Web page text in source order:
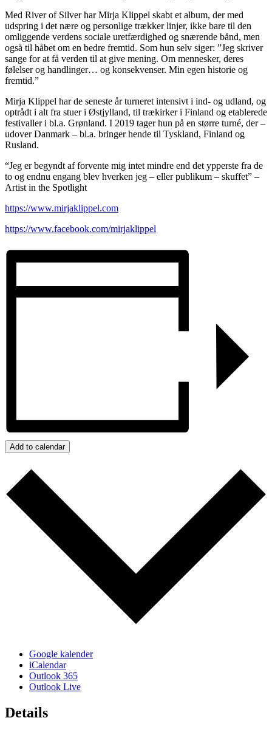
Med River of Silver har Mirja Klippel skabt et album, der med
udspring i det nære og personlige trækker linjer, ikke bare til den
omliggende verdens sociale uretfærdighed og snærende bånd, men
også til håbet om en bedre fremtid. Som hun selv siger: ”Jeg skriver
sange for at få verden til at give mening. Om mennesker, deres
følelser og handlinger… og konsekvenser. Min egen historie og
fremtid.”
Mirja Klippel har de seneste år turneret intensivt i ind- og udland, og
optrådt i alt fra stuer i Østjylland, til trækirker i Finland og etablerede
festivaller i bl.a. Grønland. I 2019 tager hun på en større turné, der –
udover Danmark – bl.a. bringer hende til Tyskland, Finland og
Rusland.
“Jeg er begyndt af forvente mig intet mindre end det ypperste fra de
to og endnu engang blev hverken jeg – eller publikum – skuffet” –
Artist in the Spotlight
https://www.mirjaklippel.com
https://www.facebook.com/mirjaklippel
Add to calendar
Google kalender
iCalendar
Outlook 365
Outlook Live
Details